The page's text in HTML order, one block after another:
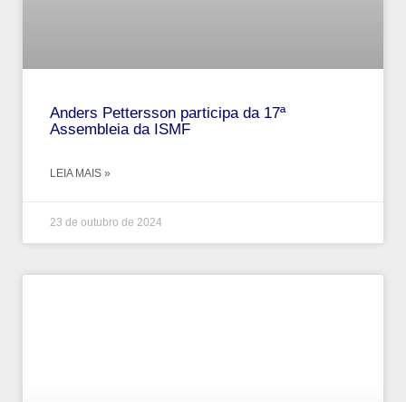
Anders Pettersson participa da 17ª
Assembleia da ISMF
LEIA MAIS »
23 de outubro de 2024